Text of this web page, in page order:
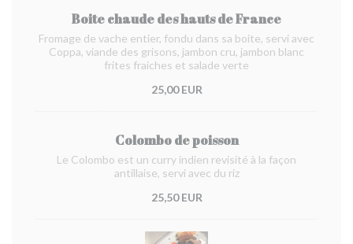
Boite chaude des hauts de France
Fromage de vache entier, fondu dans sa boite, servi avec
Coppa, viande des grisons, jambon cru, jambon blanc
frites fraiches et salade verte
25,00 EUR
Colombo de poisson
Le Colombo est un curry indien revisité à la façon
antillaise, servi avec du riz
25,50 EUR